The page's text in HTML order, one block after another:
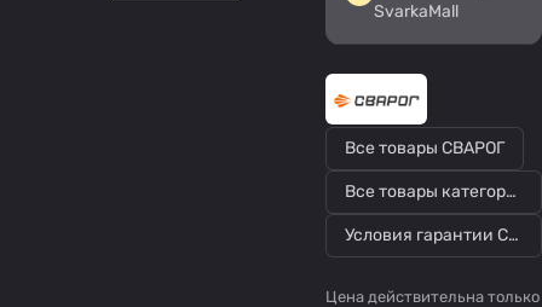
SvarkaMall
Все товары СВАРОГ
Все товары категории
Условия гарантии СВАРОГ
Цена действительна только